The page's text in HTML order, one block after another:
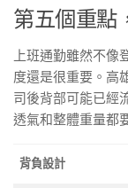
第五個重點
上班通勤雖然不
度還是很重要。高
司後背部可能已經
透氣和整體重量都
背負設計